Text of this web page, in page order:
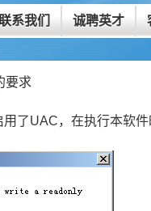
系我们 诚聘英才
要求
了UAC，在执行本软件